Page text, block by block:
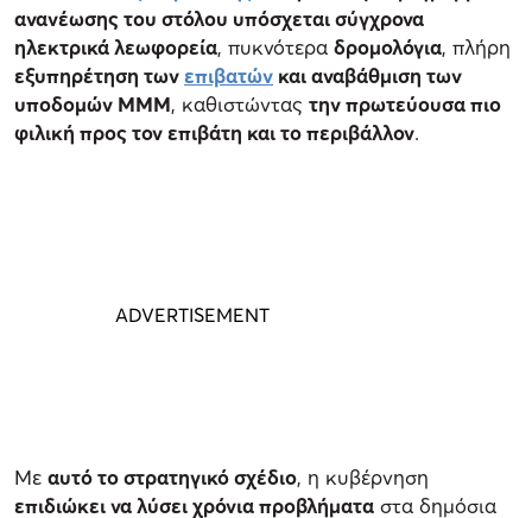
ανανέωσης του στόλου υπόσχεται σύγχρονα
ηλεκτρικά λεωφορεία, πυκνότερα δρομολόγια, πλήρη
εξυπηρέτηση τωνεπιβατών και αναβάθμιση των
υποδομών ΜΜΜ, καθιστώντας την πρωτεύουσα πιο
φιλική προς τον επιβάτη και το περιβάλλον.
Με αυτό το στρατηγικό σχέδιο, η κυβέρνηση
επιδιώκει να λύσει χρόνια προβλήματα στα δημόσια